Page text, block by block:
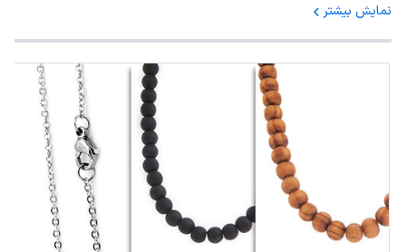
نمایش بیشتر